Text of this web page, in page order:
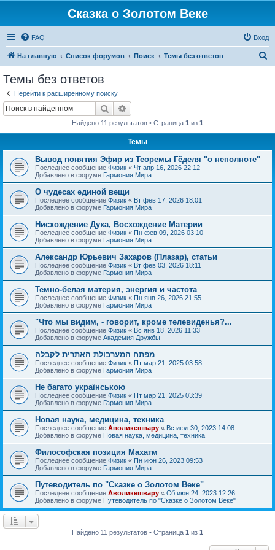
Сказка о Золотом Веке
FAQ Вход
На главную Список форумов Поиск Темы без ответов
Темы без ответов
Перейти к расширенному поиску
Поиск
Найдено 11 результатов • Страница 1 из 1
Темы
Вывод понятия Эфир из Теоремы Гёделя "о неполноте"
Последнее сообщение Физик « Чт апр 16, 2026 22:12
Добавлено в форуме Гармония Мира
О чудесах единой вещи
Последнее сообщение Физик « Вт фев 17, 2026 18:01
Добавлено в форуме Гармония Мира
Нисхождение Духа, Восхождение Материи
Последнее сообщение Физик « Пн фев 09, 2026 03:10
Добавлено в форуме Гармония Мира
Александр Юрьевич Захаров (Плазар), статьи
Последнее сообщение Физик « Вт фев 03, 2026 18:11
Добавлено в форуме Гармония Мира
Темно-белая материя, энергия и частота
Последнее сообщение Физик « Пн янв 26, 2026 21:55
Добавлено в форуме Гармония Мира
"Что мы видим, - говорит, кроме телевиденья?...
Последнее сообщение Физик « Вс янв 18, 2026 11:33
Добавлено в форуме Академия Дружбы
מפתח המערבולת האתרית לקבלה
Последнее сообщение Физик « Пт мар 21, 2025 03:58
Добавлено в форуме Гармония Мира
Не багато українською
Последнее сообщение Физик « Пт мар 21, 2025 03:39
Добавлено в форуме Гармония Мира
Новая наука, медицина, техника
Последнее сообщение Аволикешвару « Вс июл 30, 2023 14:08
Добавлено в форуме Новая наука, медицина, техника
Философская позиция Махатм
Последнее сообщение Физик « Пн июн 26, 2023 09:53
Добавлено в форуме Гармония Мира
Путеводитель по "Сказке о Золотом Веке"
Последнее сообщение Аволикешвару « Сб июн 24, 2023 12:26
Добавлено в форуме Путеводитель по "Сказке о Золотом Веке"
Найдено 11 результатов • Страница 1 из 1